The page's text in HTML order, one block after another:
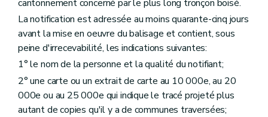
cantonnement concerné par le plus long tronçon boisé.
La notification est adressée au moins quarante-cinq jours
avant la mise en oeuvre du balisage et contient, sous
peine d'irrecevabilité, les indications suivantes:
1° le nom de la personne et la qualité du notifiant;
2° une carte ou un extrait de carte au 10 000e, au 20
000e ou au 25 000e qui indique le tracé projeté plus
autant de copies qu'il y a de communes traversées;